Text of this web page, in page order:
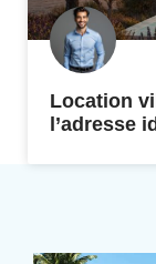
Location
l’adresse